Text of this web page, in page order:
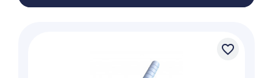
favorite_border